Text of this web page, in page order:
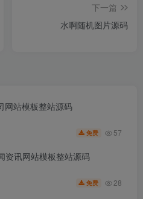
下一篇
水啊随机图片源码
网站模板整站源码
免费 57
资讯网站模板整站源码
免费 28